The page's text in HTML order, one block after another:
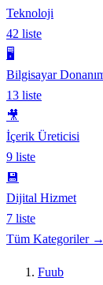
Teknoloji
42 liste
🖥️
Bilgisayar
13 liste
🎥
İçerik Üreticisi
9 liste
💾
Dijital Hizmet
7 liste
Tüm Kategoriler →
Fuub